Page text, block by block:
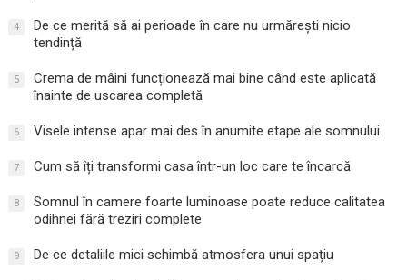
4
De ce merită să ai perioade în care nu urmărești nicio
tendință
5
Crema de mâini funcționează mai bine când este aplicată
înainte de uscarea completă
6 Visele intense apar mai des în anumite etape ale somnului
7 Cum să îți transformi casa într-un loc care te încarcă
8
Somnul în camere foarte luminoase poate reduce calitatea
odihnei fără treziri complete
9 De ce detaliile mici schimbă atmosfera unui spațiu